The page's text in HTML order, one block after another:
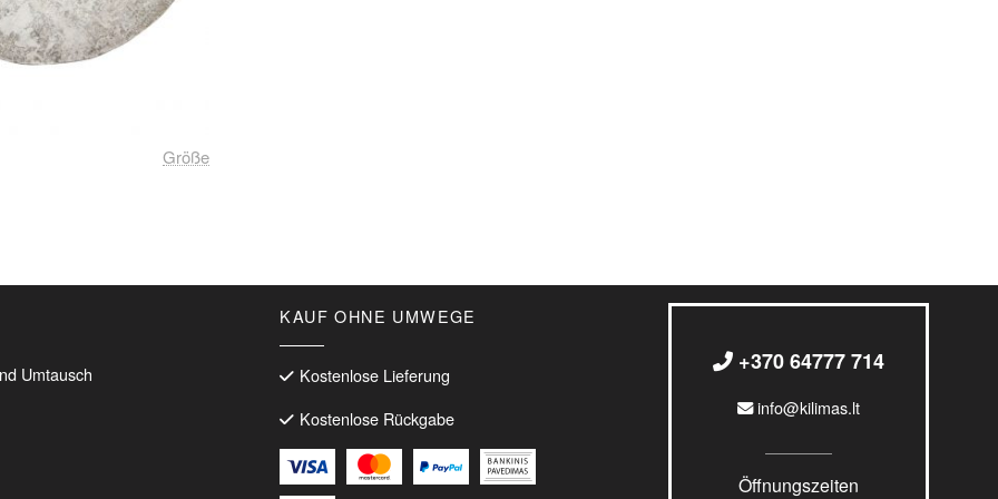
Größe
Die
Umtausch
KAUF OHNE UMWEGE
Kostenlose Lieferung
Kostenlose Rückgabe
+370 64777 714
info@kilimas.lt
Öffnungszeiten